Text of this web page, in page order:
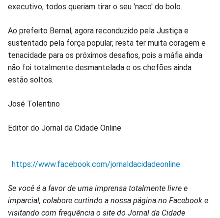
executivo, todos queriam tirar o seu 'naco' do bolo.
Ao prefeito Bernal, agora reconduzido pela Justiça e
sustentado pela força popular, resta ter muita coragem e
tenacidade para os próximos desafios, pois a máfia ainda
não foi totalmente desmantelada e os chefões ainda
estão soltos.
José Tolentino
Editor do Jornal da Cidade Online
https://www.facebook.com/jornaldacidadeonline
Se você é a favor de uma imprensa totalmente livre e
imparcial, colabore curtindo a nossa página no Facebook e
visitando com frequência o site do Jornal da Cidade